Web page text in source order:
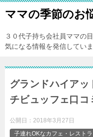
ママの季節のお
３０代子持ち会社員ママの
気になる情報を発信していま
グランドハイアッ
チビュッフェ口コ
公開日： 2018年3月27日
子連れOKなカフェ・レスト